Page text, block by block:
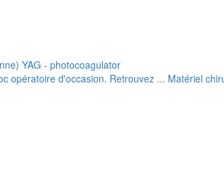
YAG - photocoagulator
opératoire d'occasion. Retrouvez ... Matériel